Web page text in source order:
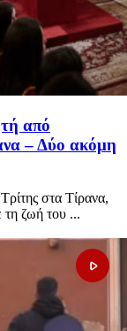
από
– Δύο ακόμη
στα Τίρανα,
τη ζωή του ...